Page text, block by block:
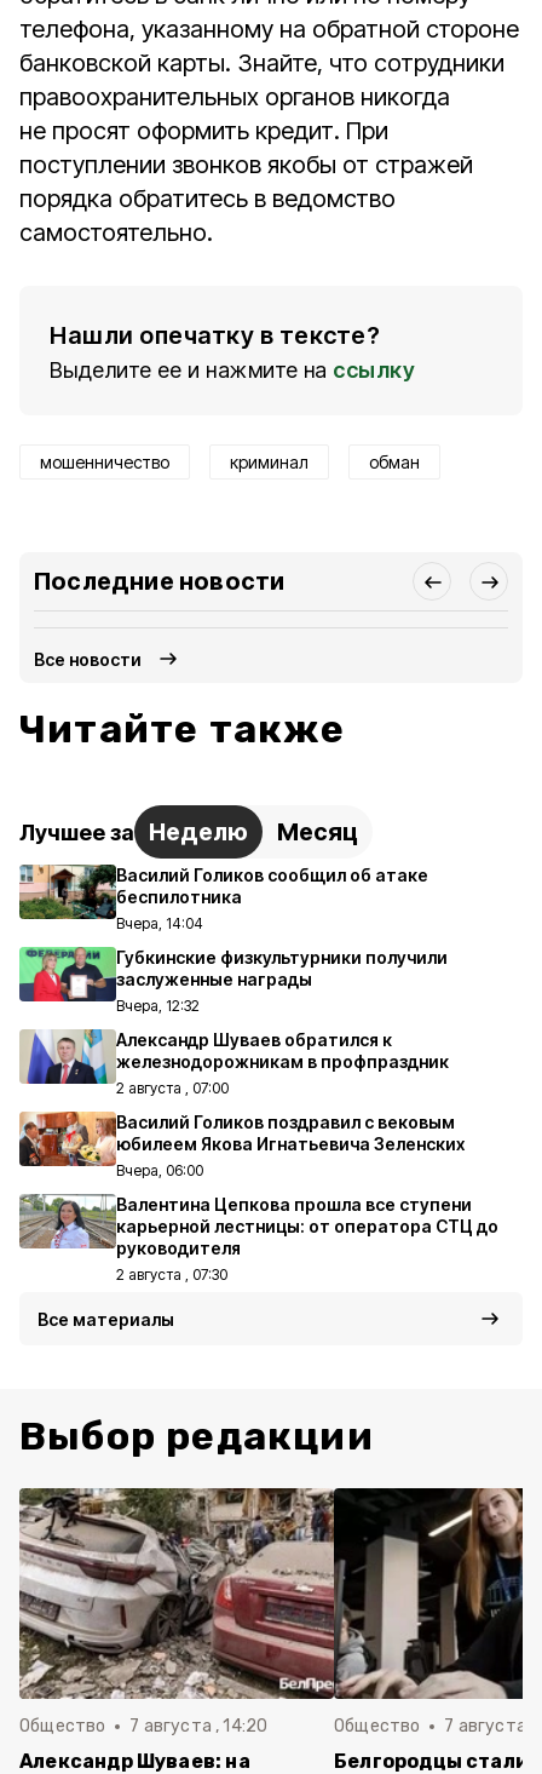
телефона, указанному на обратной стороне
банковской карты. Знайте, что сотрудники
правоохранительных органов никогда
не просят оформить кредит. При
поступлении звонков якобы от стражей
порядка обратитесь в ведомство
самостоятельно.
Нашли опечатку в тексте?
Выделите ее и нажмите на ссылку
мошенничество криминал обман
Последние новости
Все новости
Читайте также
Лучшее за Неделю Месяц
Василий Голиков сообщил об атаке
беспилотника
Вчера, 14:04
Губкинские физкультурники получили
заслуженные награды
Вчера, 12:32
Александр Шуваев обратился к
железнодорожникам в профпраздник
2 августа , 07:00
Василий Голиков поздравил с вековым
юбилеем Якова Игнатьевича Зеленских
Вчера, 06:00
Валентина Цепкова прошла все ступени
карьерной лестницы: от оператора СТЦ до
руководителя
2 августа , 07:30
Все материалы
Выбор редакции
Общество 7 августа , 14:20
Александр Шуваев: на
Общество 7 августа ,
Белгородцы стали